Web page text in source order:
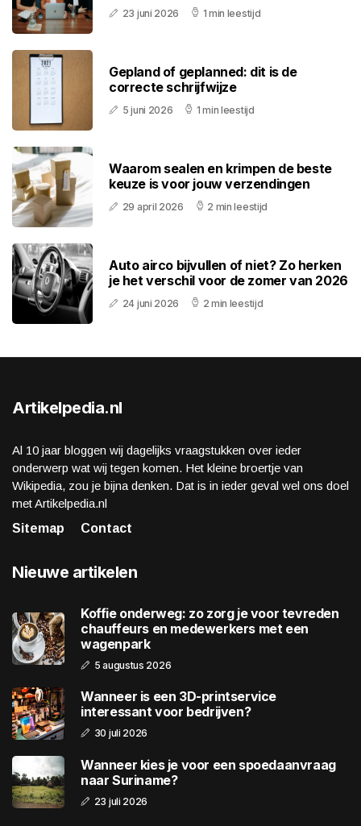
23 juni 2026 1 min leestijd
Gepland of geplanned: dit is de
correcte schrijfwijze
5 juni 2026 1 min leestijd
Waarom sealen en krimpen de beste
keuze is voor jouw verzendingen
29 april 2026 2 min leestijd
Auto airco bijvullen of niet? Zo herken
je het verschil voor de zomer van 2026
24 juni 2026 2 min leestijd
Artikelpedia.nl
Al 10 jaar bloggen wij dagelijks vraagstukken over ieder
onderwerp wat wij tegen komen. Het kleine broertje van
Wikipedia, zou je bijna denken. Dat is in ieder geval wel ons doel
met Artikelpedia.nl
Sitemap
Contact
Nieuwe artikelen
Koffie onderweg: zo zorg je voor tevreden
chauffeurs en medewerkers met een
wagenpark
5 augustus 2026
Wanneer is een 3D-printservice
interessant voor bedrijven?
30 juli 2026
Wanneer kies je voor een spoedaanvraag
naar Suriname?
23 juli 2026